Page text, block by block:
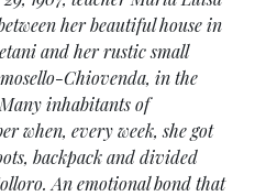
her beautiful house in
and her rustic small
Chiovenda, in the
inhabitants of
when, every week, she got
backpack and divided
An emotional bond that